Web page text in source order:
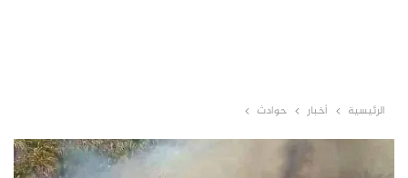
الرئيسية أخبار حوادث